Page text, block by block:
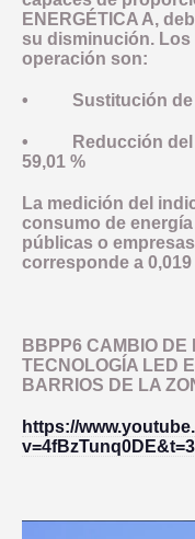
ENERGÉTICA A,
su disminución.
operación son:
• Sustitución de
• Reducción del
59,01 %
La medición del
consumo de
públicas o
corresponde a
BBPP6 CAMBIO DE
TECNOLOGÍA LED
BARRIOS DE LA
https://